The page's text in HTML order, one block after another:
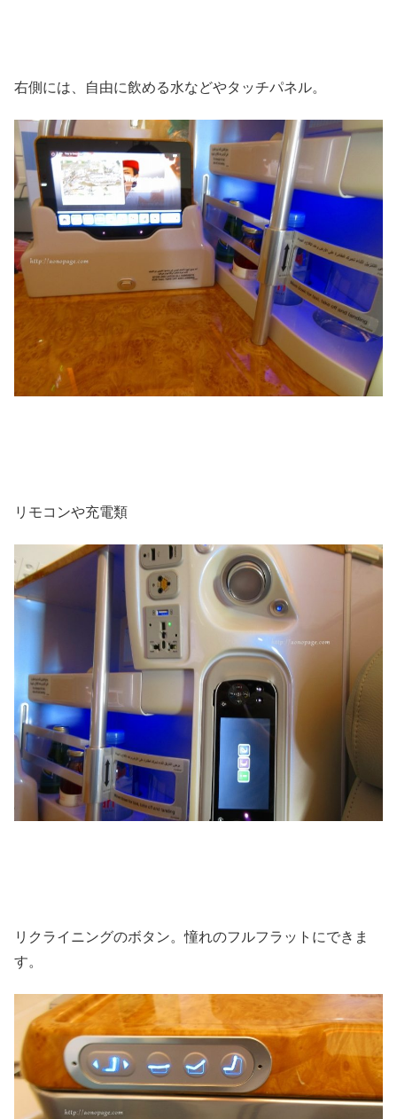
右側には、自由に飲める水などやタッチパネル。
リモコンや充電類
リクライニングのボタン。憧れのフルフラットにできま
す。